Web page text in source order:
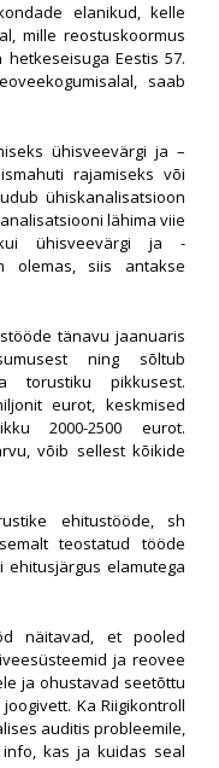
elanikud, kelle
mille reostuskoormus
Eestis 57.
saab
ühisveevärgi ja –
rajamiseks või
ühiskanalisatsioon
lähima viie
ühisveevärgi ja -
olemas, siis antakse
tänavu jaanuaris
ning sõltub
torustiku pikkusest.
eurot, keskmised
2000-2500 eurot.
võib sellest kõikide
ehitustööde, sh
teostatud tööde
elamutega
näitavad, et pooled
ja reovee
ja ohustavad seetõttu
Ka Riigikontroll
auditis probleemile,
kas ja kuidas seal